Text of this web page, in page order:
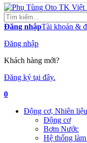
Đăng nhậpTài khoản &
Đăng nhập
Khách hàng mới?
Đăng ký tại đây.
0
Động cơ, Nhiên liệu
Động cơ
Bơm Nước
Hệ thống